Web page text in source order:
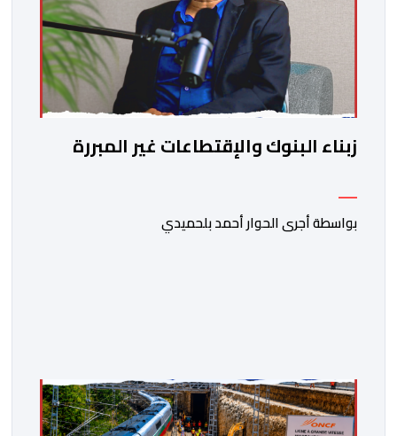
زبناء البنوك والإقتطاعات غير المبررة
بواسطة أجرى الحوار أحمد بلحميدي